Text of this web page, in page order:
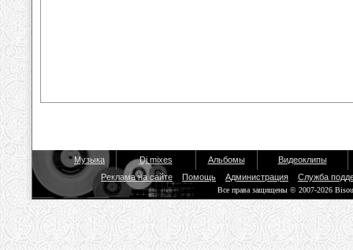
Музыка Dj mixes Альбомы
Видеоклипы
Реклама на сайте
Помощь Администрация Служба
Все права защищены © 2007-2026